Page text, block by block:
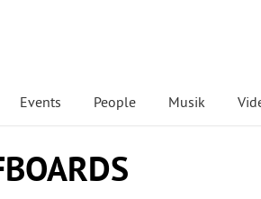
Events People Musik